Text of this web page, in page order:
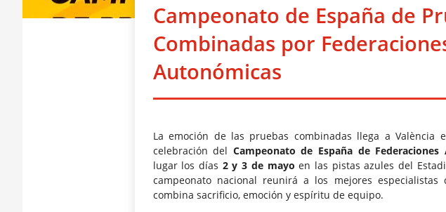
Campeonato de España de
Combinadas por
Autonómicas
La emoción de las pruebas combinadas llega a València
celebración del Campeonato de España de Federaciones
lugar los días 2 y 3 de mayo en las pistas azules del
campeonato nacional reunirá a los mejores
combina sacrificio, emoción y espíritu de equipo.